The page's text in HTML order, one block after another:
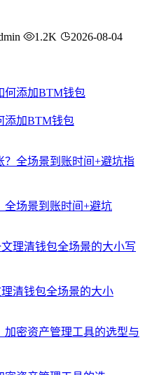
1.2K 2026-08-04
添加BTM钱包
全场景到账时间+避坑
清钱包全场景的大小